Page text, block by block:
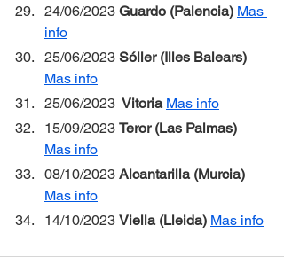
24/06/2023 Guardo (Palencia) Mas
info
25/06/2023 Sóller (Illes Balears)
Mas info
25/06/2023 Vitoria Mas info
15/09/2023 Teror (Las Palmas)
Mas info
08/10/2023 Alcantarilla (Murcia)
Mas info
14/10/2023 Viella (Lleida) Mas info